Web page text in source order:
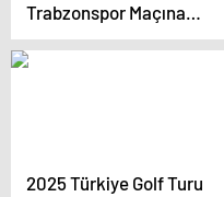
Trabzonspor Maçına
Hazır
2025 Türkiye Golf Turu